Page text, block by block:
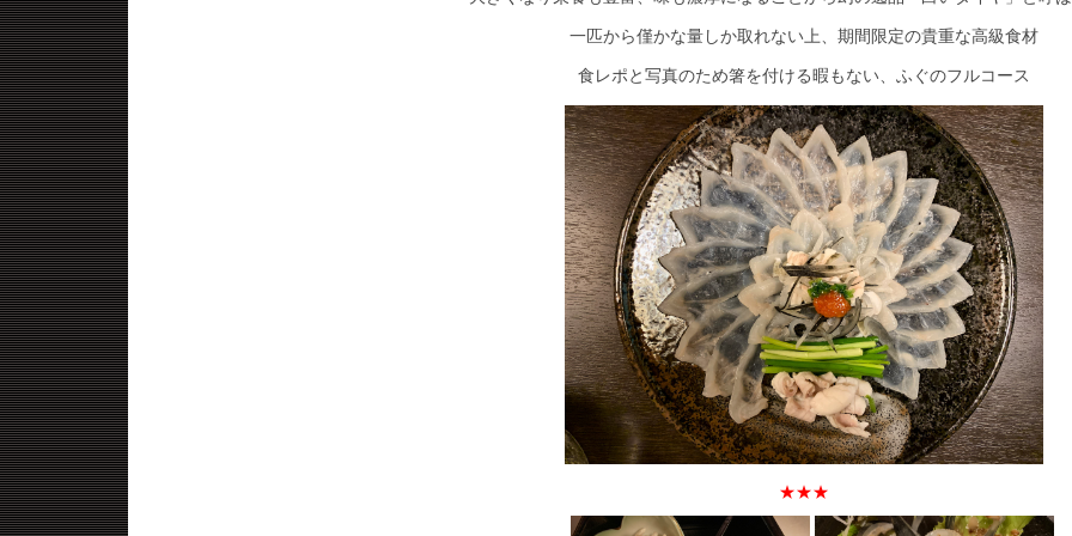
一匹から僅かな量しか取れない上、期間限定の貴重な高級食材
食レポと写真のため箸を付ける暇もない、ふぐのフルコース
★★★